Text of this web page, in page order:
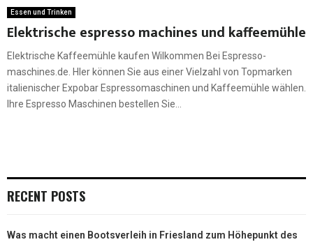
Essen und Trinken
Elektrische espresso machines und kaffeemühle
Elektrische Kaffeemühle kaufen Wilkommen Bei Espresso-
maschines.de. HIer können Sie aus einer Vielzahl von Topmarken
italienischer Expobar Espressomaschinen und Kaffeemühle wählen.
Ihre Espresso Maschinen bestellen Sie...
RECENT POSTS
Was macht einen Bootsverleih in Friesland zum Höhepunkt des